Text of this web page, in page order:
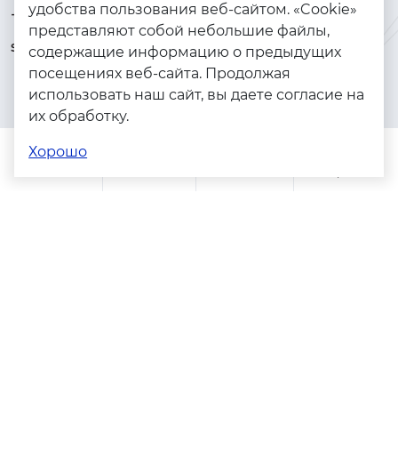
+7 (925) 144-64-73
serebryanyye.grani@mail.ru
Браслеты
Золото
Серебро
Помощь
удобства пользования веб-сайтом. «Cookie»
представляют собой небольшие файлы,
содержащие информацию о предыдущих
посещениях веб-сайта. Продолжая
использовать наш сайт, вы даете согласие на
их обработку.
Хорошо